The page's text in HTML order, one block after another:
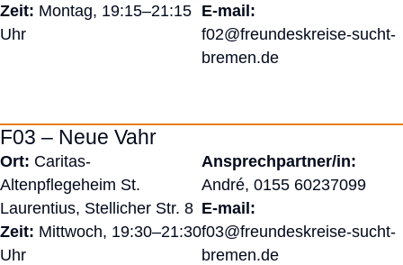
Zeit: Montag, 19:15–21:15
Uhr
E-mail:
f02@freundeskreise-sucht-
bremen.de
F03 – Neue Vahr
Ort: Caritas-
Altenpflegeheim St.
Laurentius, Stellicher Str. 8
Zeit: Mittwoch, 19:30–21:30
Uhr
Ansprechpartner/in:
André, 0155 60237099
E-mail:
f03@freundeskreise-sucht-
bremen.de